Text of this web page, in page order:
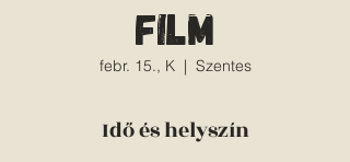
film
febr. 15., K
  |
Szentes
Idő és helyszín